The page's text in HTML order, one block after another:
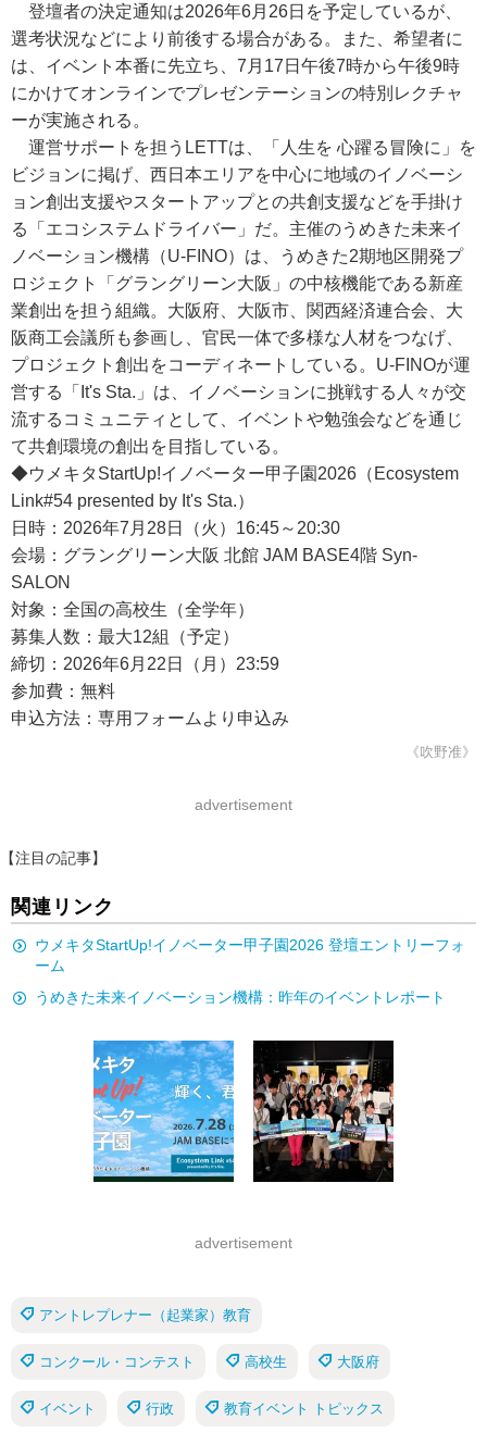
登壇者の決定通知は2026年6月26日を予定しているが、
選考状況などにより前後する場合がある。また、希望者に
は、イベント本番に先立ち、7月17日午後7時から午後9時
にかけてオンラインでプレゼンテーションの特別レクチャ
ーが実施される。
運営サポートを担うLETTは、「人生を 心躍る冒険に」を
ビジョンに掲げ、西日本エリアを中心に地域のイノベーシ
ョン創出支援やスタートアップとの共創支援などを手掛け
る「エコシステムドライバー」だ。主催のうめきた未来イ
ノベーション機構（U-FINO）は、うめきた2期地区開発プ
ロジェクト「グラングリーン大阪」の中核機能である新産
業創出を担う組織。大阪府、大阪市、関西経済連合会、大
阪商工会議所も参画し、官民一体で多様な人材をつなげ、
プロジェクト創出をコーディネートしている。U-FINOが運
営する「It's Sta.」は、イノベーションに挑戦する人々が交
流するコミュニティとして、イベントや勉強会などを通じ
て共創環境の創出を目指している。
◆ウメキタStartUp!イノベーター甲子園2026（Ecosystem
Link#54 presented by It's Sta.）
日時：2026年7月28日（火）16:45～20:30
会場：グラングリーン大阪 北館 JAM BASE4階 Syn-
SALON
対象：全国の高校生（全学年）
募集人数：最大12組（予定）
締切：2026年6月22日（月）23:59
参加費：無料
申込方法：専用フォームより申込み
《吹野准》
advertisement
【注目の記事】
関連リンク
ウメキタStartUp!イノベーター甲子園2026 登壇エントリーフォ
ーム
うめきた未来イノベーション機構：昨年のイベントレポート
advertisement
アントレプレナー（起業家）教育
コンクール・コンテスト 高校生 大阪府
イベント 行政 教育イベント トピックス